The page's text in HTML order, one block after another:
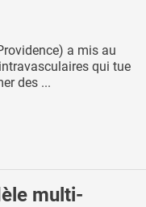
a mis au
qui tue
des ...
multi-